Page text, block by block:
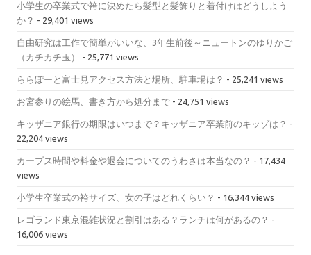
小学生の卒業式で袴に決めたら髪型と髪飾りと着付けはどうしよう
か？ - 29,401 views
自由研究は工作で簡単がいいな、3年生前後～ニュートンのゆりかご
（カチカチ玉）
- 25,771 views
ららぽーと富士見アクセス方法と場所、駐車場は？ - 25,241 views
お宮参りの絵馬、書き方から処分まで - 24,751 views
キッザニア銀行の期限はいつまで？キッザニア卒業前のキッゾは？ -
22,204 views
カーブス時間や料金や退会についてのうわさは本当なの？ - 17,434
views
小学生卒業式の袴サイズ、女の子はどれくらい？ - 16,344 views
レゴランド東京混雑状況と割引はある？ランチは何があるの？ -
16,006 views